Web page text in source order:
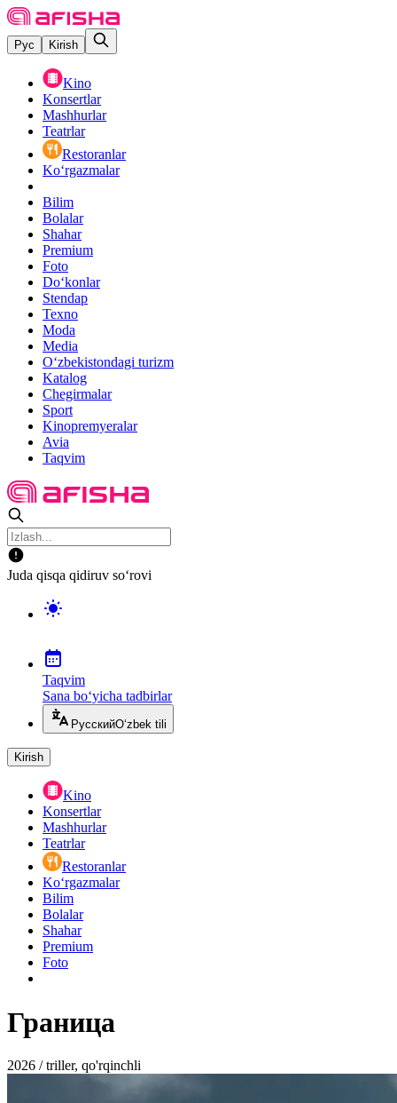
Рус Kirish
Kino
Konsertlar
Mashhurlar
Teatrlar
Restoranlar
Ko‘rgazmalar
Bilim
Bolalar
Shahar
Premium
Foto
Do‘konlar
Stendap
Texno
Moda
Media
O‘zbekistondagi turizm
Katalog
Chegirmalar
Sport
Kinopremyeralar
Avia
Taqvim
Juda qisqa qidiruv so‘rovi
Taqvim
Sana bo‘yicha tadbirlar
РусскийO‘zbek tili
Kirish
Kino
Konsertlar
Mashhurlar
Teatrlar
Restoranlar
Ko‘rgazmalar
Bilim
Bolalar
Shahar
Premium
Foto
Граница
2026 / triller, qo'rqinchli